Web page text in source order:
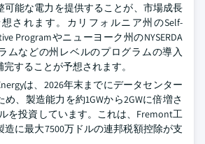
可能な電力を提供することが、市場成長
されます。カリフォルニア州のSelf-
Programやニューヨーク州のNYSERDA
ムなどの州レベルのプログラムの導入
することが予想されます。
は、2026年末までにデータセンター
、製造能力を約1GWから2GWに倍増さ
を投資しています。これは、Fremont工
造に最大7500万ドルの連邦税額控除が支